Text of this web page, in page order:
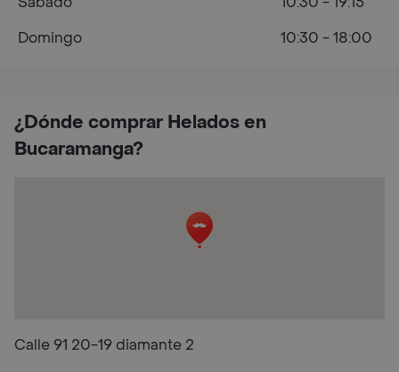
¿Dónde comprar Helados en
Bucaramanga?
Calle 91 20-19 diamante 2
Domingo
10:30 - 18:00